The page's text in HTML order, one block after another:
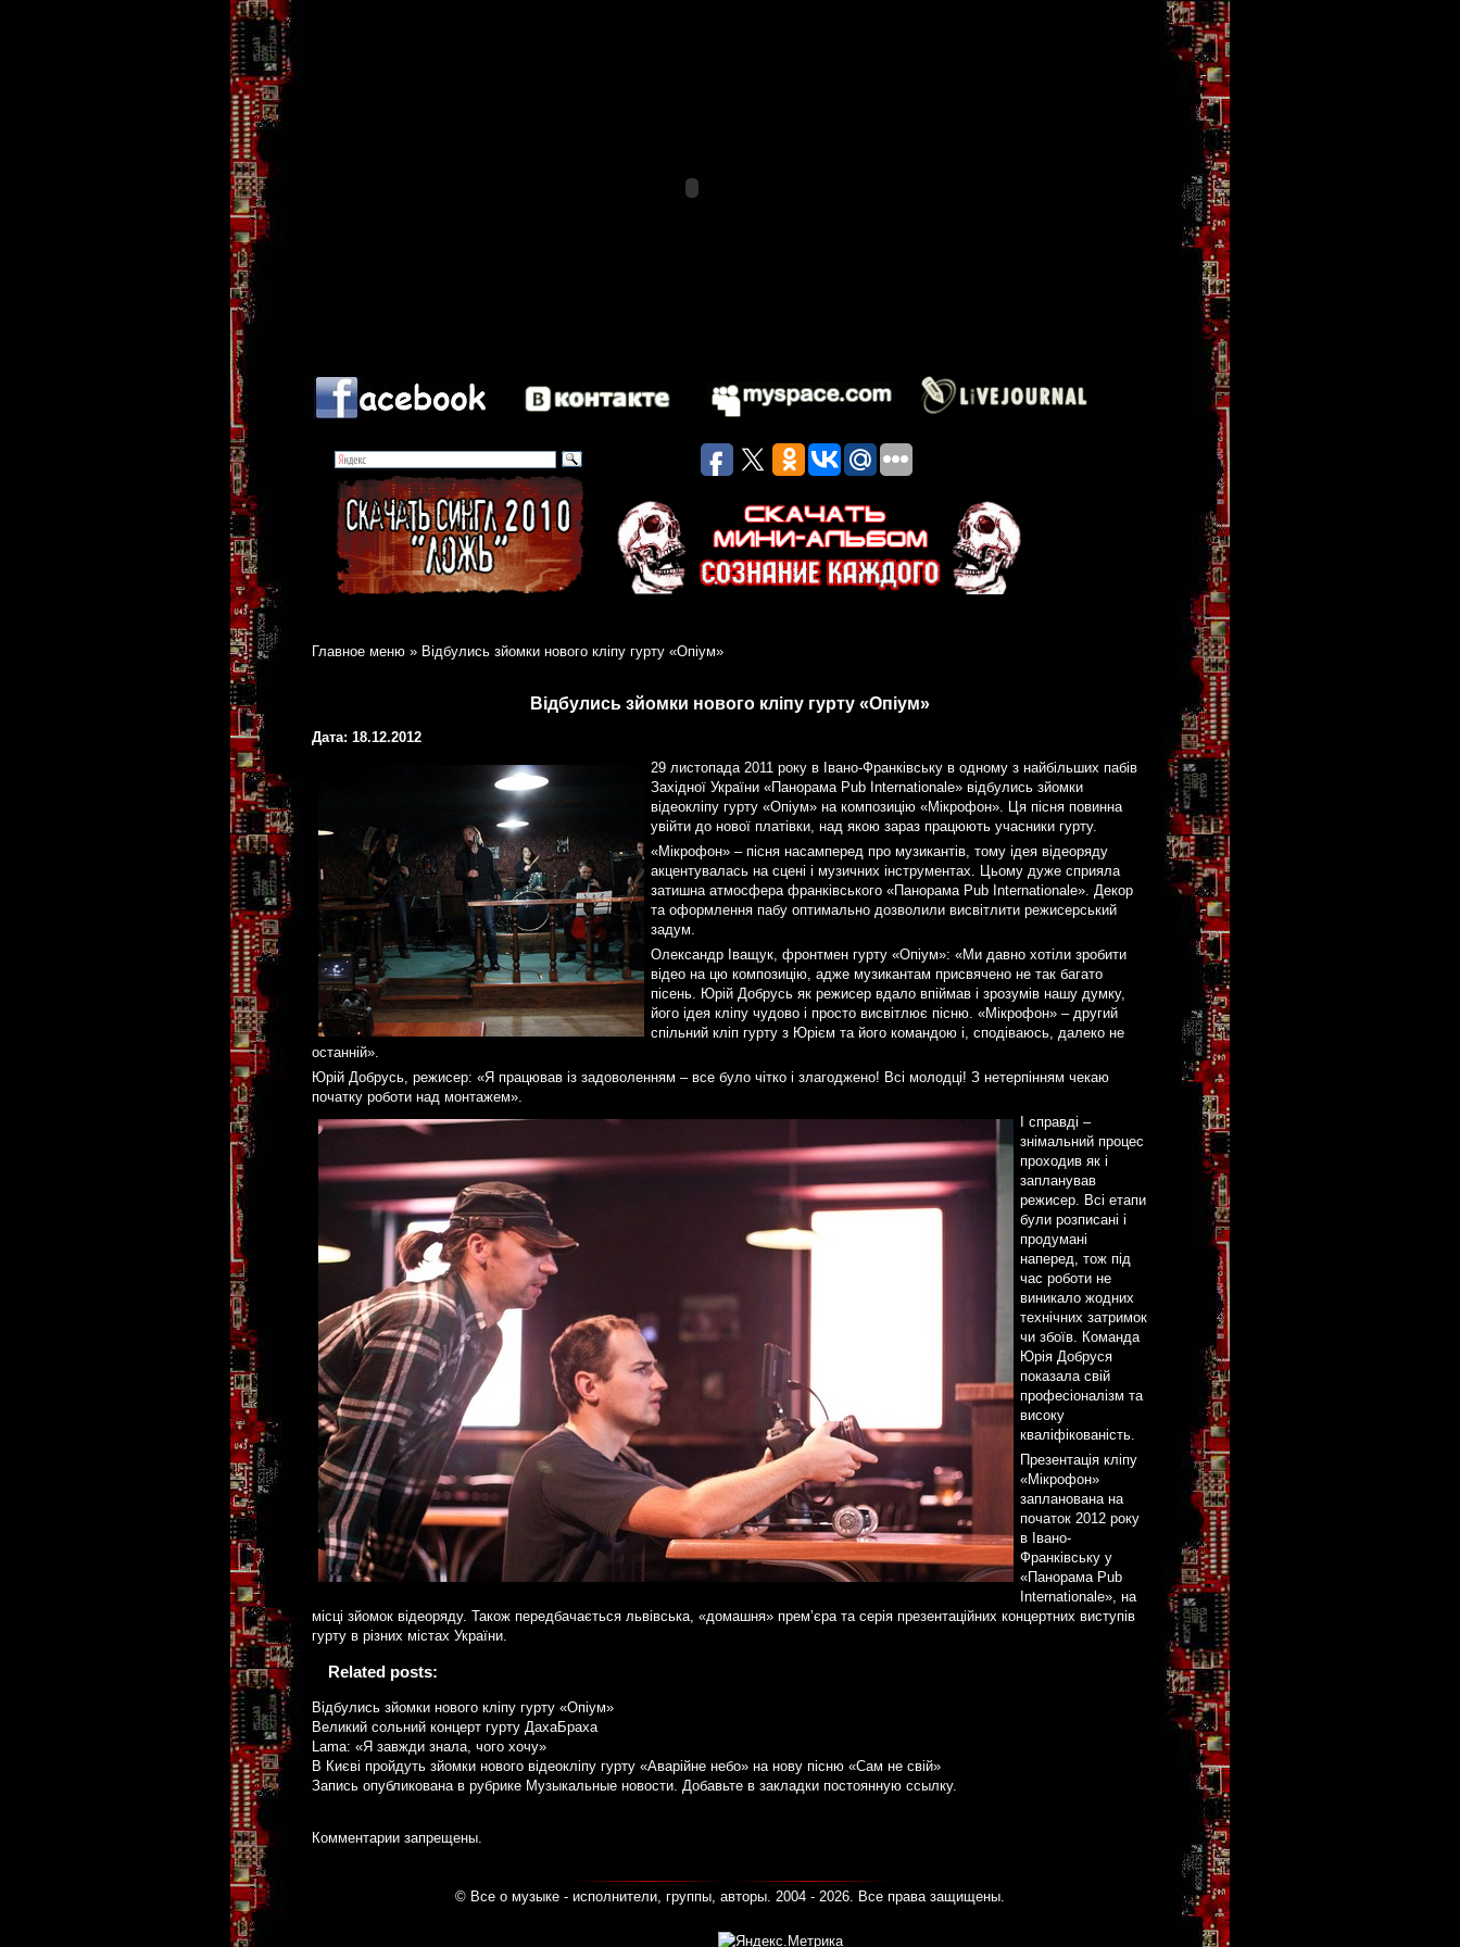
Главное меню » Відбулись зйомки нового кліпу гурту «Опіум»
Відбулись зйомки нового кліпу гурту «Опіум»
Дата: 18.12.2012
29 листопада 2011 року в Івано-Франківську в одному з найбільших пабів
Західної України «Панорама Pub Internationale» відбулись зйомки
відеокліпу гурту «Опіум» на композицію «Мікрофон». Ця пісня повинна
увійти до нової платівки, над якою зараз працюють учасники гурту.
«Мікрофон» – пісня насамперед про музикантів, тому ідея відеоряду
акцентувалась на сцені і музичних інструментах. Цьому дуже сприяла
затишна атмосфера франківського «Панорама Pub Internationale». Декор
та оформлення пабу оптимально дозволили висвітлити режисерський
задум.
Олександр Іващук, фронтмен гурту «Опіум»: «Ми давно хотіли зробити
відео на цю композицію, адже музикантам присвячено не так багато
пісень. Юрій Добрусь як режисер вдало впіймав і зрозумів нашу думку,
його ідея кліпу чудово і просто висвітлює пісню. «Мікрофон» – другий
спільний кліп гурту з Юрієм та його командою і, сподіваюсь, далеко не
останній».
Юрій Добрусь, режисер: «Я працював із задоволенням – все було чітко і злагоджено! Всі молодці! З нетерпінням чекаю
початку роботи над монтажем».
І справді –
знімальний процес
проходив як і
запланував
режисер. Всі етапи
були розписані і
продумані
наперед, тож під
час роботи не
виникало жодних
технічних затримок
чи збоїв. Команда
Юрія Добруся
показала свій
професіоналізм та
високу
кваліфікованість.
Презентація кліпу
«Мікрофон»
запланована на
початок 2012 року
в Івано-
Франківську у
«Панорама Pub
Internationale», на
місці зйомок відеоряду. Також передбачається львівська, «домашня» прем’єра та серія презентаційних концертних виступів
гурту в різних містах України.
Related posts:
Відбулись зйомки нового кліпу гурту «Опіум»
Великий сольний концерт гурту ДахаБраха
Lama: «Я завжди знала, чого хочу»
В Києві пройдуть зйомки нового відеокліпу гурту «Аварійне небо» на нову пісню «Сам не свій»
Запись опубликована в рубрике Музыкальные новости. Добавьте в закладки постоянную ссылку.
Комментарии запрещены.
© Все о музыке - исполнители, группы, авторы. 2004 - 2026. Все права защищены.